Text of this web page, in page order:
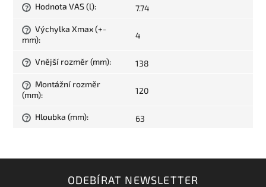
? Hodnota VAS (l): 7.74
?
Výchylka Xmax (+-
mm): 4
? Vnější rozměr (mm): 138
?
Montážní rozměr
(mm): 120
? Hloubka (mm): 63
ODEBÍRAT NEWSLETTER